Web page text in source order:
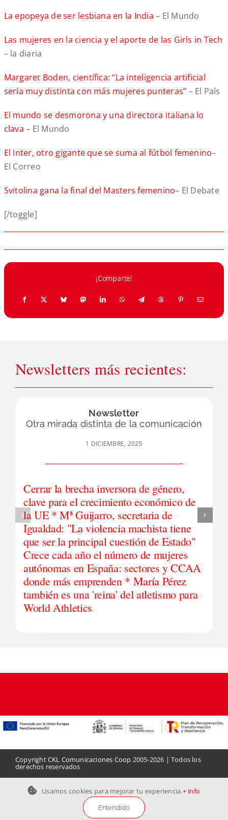
La epopeya de ser lesbiana en la India– El Mundo
Las mujeres en la ciencia y el aporte de las Girls in Tech
– la diaria
Margaret Boden, científica: “La inteligencia artificial
sería muy distinta con más mujeres punteras” – El País
El mundo se desmorona y una directora italiana lo
clava – El Mundo
El Inter, otro gigante que se suma al fútbol femenino–
El Correo
Svitolina gana la final del Masters femenino– El Debate
[/toggle]
¡Comparte!
Newsletters más recientes:
Newsletter
Otra mirada distinta de la comunicación
1 DICIEMBRE, 2025
Cerrar la brecha inversora de género,
clave para el crecimiento económico de
la UE * Mª Guijarro, secretaria de
Igualdad: "La violencia machista tiene
que ser la principal cuestión de Estado"
Crece cada año el número de mujeres
autónomas en España: sectores y CCAA
donde más emprenden * María Pérez
también es una 'reina' del atletismo para
World Athletics
CopyrightCKL Comunicaciones Coop 2005-2026 | Todos los
derechos reservados
Aviso legal|Política de privacidad|Política de cookies|
ContactoUsamos cookies para mejorar tu experiencia.+ info
Entendido